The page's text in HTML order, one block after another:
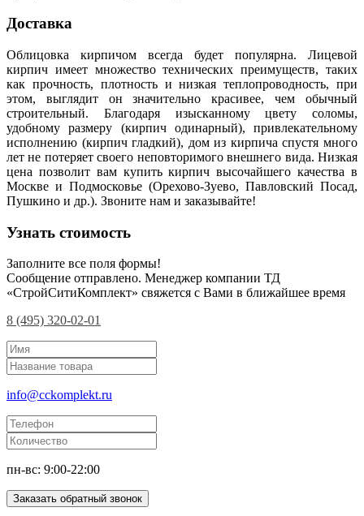
Доставка
Облицовка кирпичом всегда будет популярна. Лицевой
кирпич имеет множество технических преимуществ, таких
как прочность, плотность и низкая теплопроводность, при
этом, выглядит он значительно красивее, чем обычный
строительный. Благодаря изысканному цвету соломы,
удобному размеру (кирпич одинарный), привлекательному
исполнению (кирпич гладкий), дом из кирпича спустя много
лет не потеряет своего неповторимого внешнего вида. Низкая
цена позволит вам купить кирпич высочайшего качества в
Москве и Подмосковье (Орехово-Зуево, Павловский Посад,
Пушкино и др.). Звоните нам и заказывайте!
Узнать стоимость
Заполните все поля формы!
Сообщение отправлено. Менеджер компании ТД
«СтройСитиКомплект» свяжется с Вами в ближайшее время
8 (495) 320-02-01
info@cckomplekt.ru
пн-вс: 9:00-22:00
Заказать обратный звонок